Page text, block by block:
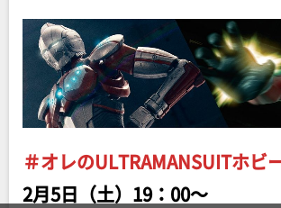
＃オレのULTRAMANSUITホビ
2月5日（土）19：00～